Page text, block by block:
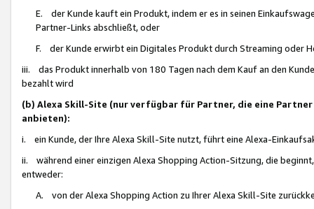
E. der Kunde kauft ein Produkt, indem er es in seinen
Partner-Links abschließt, oder
F. der Kunde erwirbt ein Digitales Produkt durch Streaming oder
iii. das Produkt innerhalb von 180 Tagen nach dem Kauf an den
bezahlt wird
(b) Alexa Skill-Site (nur verfügbar für Partner, die eine
anbieten):
i. ein Kunde, der Ihre Alexa Skill-Site nutzt, führt eine Alexa-
ii. während einer einzigen Alexa Shopping Action-Sitzung, die
entweder:
A. von der Alexa Shopping Action zu Ihrer Alexa Skill-Site